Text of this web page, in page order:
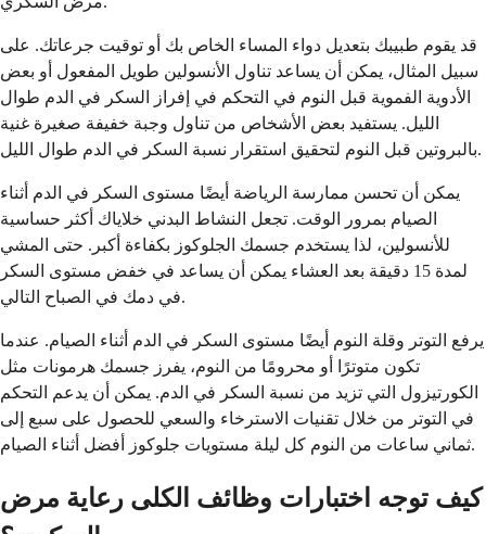
قد يقوم طبيبك بتعديل دواء المساء الخاص بك أو توقيت جرعاتك. على
سبيل المثال، يمكن أن يساعد تناول الأنسولين طويل المفعول أو بعض
الأدوية الفموية قبل النوم في التحكم في إفراز السكر في الدم طوال
الليل. يستفيد بعض الأشخاص من تناول وجبة خفيفة صغيرة غنية
بالبروتين قبل النوم لتحقيق استقرار نسبة السكر في الدم طوال الليل.
يمكن أن تحسن ممارسة الرياضة أيضًا مستوى السكر في الدم أثناء
الصيام بمرور الوقت. تجعل النشاط البدني خلاياك أكثر حساسية
للأنسولين، لذا يستخدم جسمك الجلوكوز بكفاءة أكبر. حتى المشي
لمدة 15 دقيقة بعد العشاء يمكن أن يساعد في خفض مستوى السكر
في دمك في الصباح التالي.
يرفع التوتر وقلة النوم أيضًا مستوى السكر في الدم أثناء الصيام. عندما
تكون متوترًا أو محرومًا من النوم، يفرز جسمك هرمونات مثل
الكورتيزول التي تزيد من نسبة السكر في الدم. يمكن أن يدعم التحكم
في التوتر من خلال تقنيات الاسترخاء والسعي للحصول على سبع إلى
ثماني ساعات من النوم كل ليلة مستويات جلوكوز أفضل أثناء الصيام.
كيف توجه اختبارات وظائف الكلى رعاية مرض